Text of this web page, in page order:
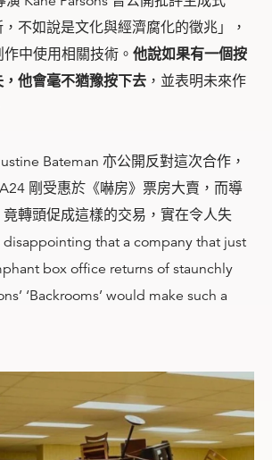
不如說是文化與經濟腐化的徵兆」，
中使用相關技術。 他說如果有一個按
他會毫不猶豫按下去 ，並表明未來作
Bateman 亦公開反對這次合作，
剛受惠於《嚇房》票房大賣，而導
轉頭促成這樣的交易，實在令人失
disappointing that a company that just
box office returns of staunchly
‘Backrooms’ would make such a